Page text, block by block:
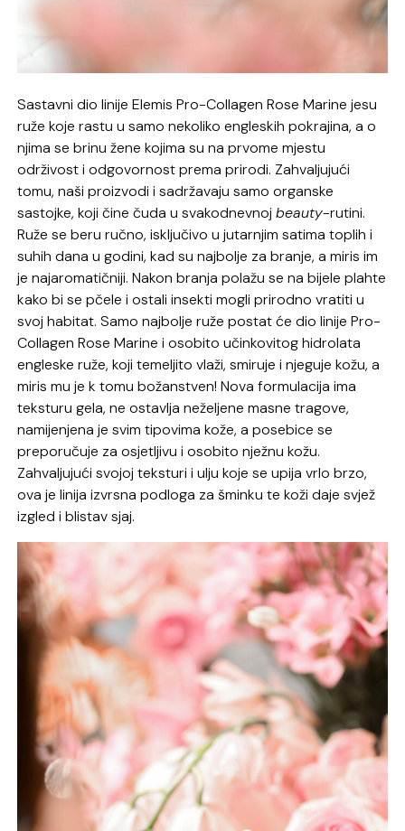
Sastavni dio linije Elemis Pro-Collagen Rose Marine jesu
ruže koje rastu u samo nekoliko engleskih pokrajina, a o
njima se brinu žene kojima su na prvome mjestu
održivost i odgovornost prema prirodi. Zahvaljujući
tomu, naši proizvodi i sadržavaju samo organske
sastojke, koji čine čuda u svakodnevnojbeauty-rutini.
Ruže se beru ručno, isključivo u jutarnjim satima toplih i
suhih dana u godini, kad su najbolje za branje, a miris im
je najaromatičniji. Nakon branja polažu se na bijele plahte
kako bi se pčele i ostali insekti mogli prirodno vratiti u
svoj habitat. Samo najbolje ruže postat će dio linije Pro-
Collagen Rose Marine i osobito učinkovitog hidrolata
engleske ruže, koji temeljito vlaži, smiruje i njeguje kožu, a
miris mu je k tomu božanstven! Nova formulacija ima
teksturu gela, ne ostavlja neželjene masne tragove,
namijenjena je svim tipovima kože, a posebice se
preporučuje za osjetljivu i osobito nježnu kožu.
Zahvaljujući svojoj teksturi i ulju koje se upija vrlo brzo,
ova je linija izvrsna podloga za šminku te koži daje svjež
izgled i blistav sjaj.